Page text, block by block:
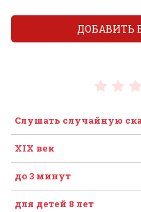
Слушать случайную
XIX век
до 3 минут
для детей 8 лет
ДОБАВИТЬ